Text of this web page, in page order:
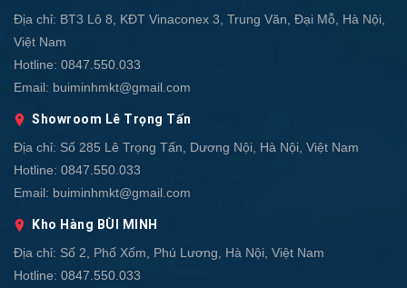
Địa chỉ: BT3 Lô 8, KĐT Vinaconex 3, Trung Văn, Đại Mỗ, Hà Nội,
Việt Nam
Hotline: 0847.550.033
Email: buiminhmkt@gmail.com
Showroom Lê Trọng Tấn
Địa chỉ: Số 285 Lê Trọng Tấn, Dương Nội, Hà Nội, Việt Nam
Hotline: 0847.550.033
Email: buiminhmkt@gmail.com
Kho Hàng BÙI MINH
Địa chỉ: Số 2, Phố Xốm, Phú Lương, Hà Nội, Việt Nam
Hotline: 0847.550.033